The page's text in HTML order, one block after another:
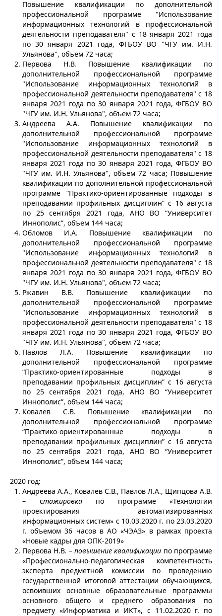
Повышение квалификации по дополнительной
профессиональной программе "Использование
информационных технологий в профессиональной
деятельности преподавателя" с 18 января 2021 года
по 30 января 2021 года, ФГБОУ ВО "ЧГУ им. И.Н.
Ульянова", объем 72 часа;
Первова Н.В. Повышение квалификации по
дополнительной профессиональной программе
"Использование информационных технологий в
профессиональной деятельности преподавателя" с 18
января 2021 года по 30 января 2021 года, ФГБОУ ВО
"ЧГУ им. И.Н. Ульянова", объем 72 часа;
Андреева А.А. Повышение квалификации по
дополнительной профессиональной программе
"Использование информационных технологий в
профессиональной деятельности преподавателя" с 18
января 2021 года по 30 января 2021 года, ФГБОУ ВО
"ЧГУ им. И.Н. Ульянова", объем 72 часа; Повышение
квалификации по дополнительной профессиональной
программе “Практико-ориентированные подходы в
преподавании профильных дисциплин” с 16 августа
по 25 сентября 2021 года, АНО ВО “Университет
Иннополис”, объем 144 часа;
Обломов И.А. Повышение квалификации по
дополнительной профессиональной программе
"Использование информационных технологий в
профессиональной деятельности преподавателя" с 18
января 2021 года по 30 января 2021 года, ФГБОУ ВО
"ЧГУ им. И.Н. Ульянова", объем 72 часа;
Ржавин В.В. Повышение квалификации по
дополнительной профессиональной программе
"Использование информационных технологий в
профессиональной деятельности преподавателя" с 18
января 2021 года по 30 января 2021 года, ФГБОУ ВО
"ЧГУ им. И.Н. Ульянова", объем 72 часа;
Павлов Л.А. Повышение квалификации по
дополнительной профессиональной программе
“Практико-ориентированные подходы в
преподавании профильных дисциплин” с 16 августа
по 25 сентября 2021 года, АНО ВО “Университет
Иннополис”, объем 144 часа;
Ковалев С.В. Повышение квалификации по
дополнительной профессиональной программе
“Практико-ориентированные подходы в
преподавании профильных дисциплин” с 16 августа
по 25 сентября 2021 года, АНО ВО “Университет
Иннополис”, объем 144 часа;
2020 год:
Андреева А.А., Ковалев С.В., Павлов Л.А., Щипцова А.В.
– стажировка по программе «Технологии
проектирования автоматизированных
информационных систем» с 10.03.2020 г. по 23.03.2020
г. объемом 36 часов в АО «ЧЭАЗ» в рамках проекта
«Новые кадры для ОПК-2019»
Первова Н.В. – повышение квалификации по программе
«Профессионально-педагогическая компетентность
эксперта предметной комиссии по проведению
государственной итоговой аттестации обучающихся,
освоивших основные образовательные программы
основного общего и среднего образования по
предмету «Информатика и ИКТ», с 11.02.2020 г. по